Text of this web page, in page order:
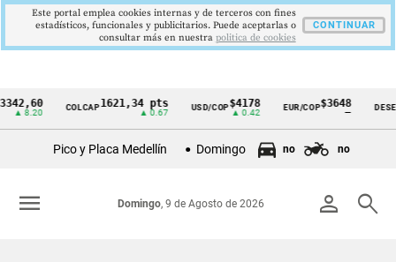
Cintillo
Colombia
COLCAP 1621,34 pts USD/COP $4178
▲ 0.42
EUR/COP $3648
—
DESEMPLEO
▼
Pico y Placa Medellín Domingo no no
person search
Domingo, 9 de Agosto de 2026
menu
Este portal emplea cookies internas y de terceros con fines
estadísticos, funcionales y publicitarios. Puede aceptarlas o
consultar más en nuestra politica de cookies
CONTINUAR